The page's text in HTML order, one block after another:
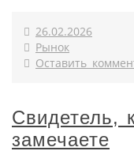
26.02.2026
Рынок
Оставить
Свидетель,
замечаете